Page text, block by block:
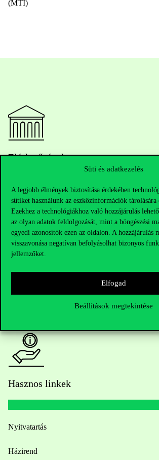
Süti és adatkezelés
A legjobb élmények biztosítása érdekében
sütiket használunk az eszközinformációk tárolására
Ezekhez a technológiákhoz való hozzájárulás
az olyan adatok feldolgozását, mint a böngészési
egyedi azonosítók ezen az oldalon. A hozzájárulás
visszavonása negatívan befolyásolhat bizonyos
jellemzőket.
Elfogad
Beállítások megtekintése
(MTI)
Elérhetőségek
Telefonszám:+36 1 482 5000
Kérdésed van a felvételivel kapcsolatban?
Oktatói elérhetőségek
HUB jelenlegi hallgatóinknak
Hasznos linkek
Nyitvatartás
Házirend